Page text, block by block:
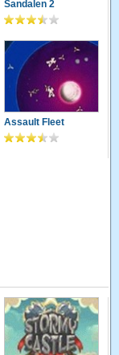
Sandalen 2
Assault Fleet